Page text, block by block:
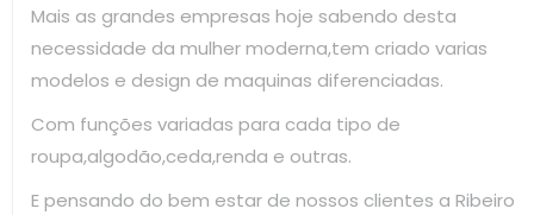
Mais as grandes empresas hoje sabendo desta
necessidade da mulher moderna,tem criado varias
modelos e design de maquinas diferenciadas.
Com funções variadas para cada tipo de
roupa,algodão,ceda,renda e outras.
E pensando do bem estar de nossos clientes a Ribeiro